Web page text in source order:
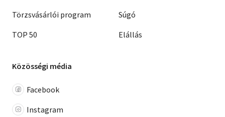
Törzsvásárlói program
TOP 50
Súgó
Elállás
Közösségi média
Facebook
Instagram